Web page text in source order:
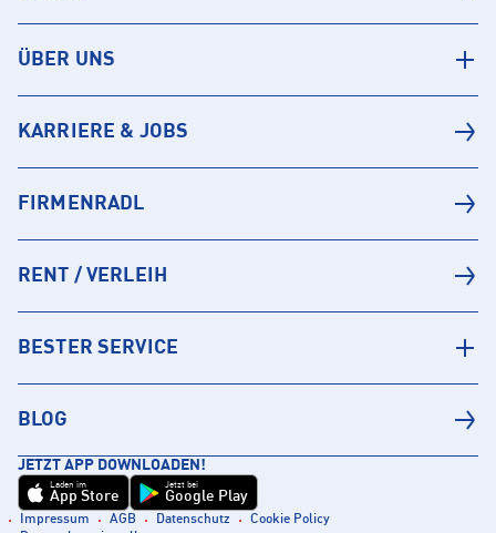
ÜBER UNS
KARRIERE & JOBS
FIRMENRADL
RENT / VERLEIH
BESTER SERVICE
BLOG
JETZT APP DOWNLOADEN!
Laden im
App Store
Jetzt bei
Google Play
Impressum AGB Datenschutz
Cookie Policy